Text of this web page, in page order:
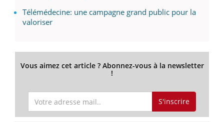
Télémédecine: une campagne grand public pour la
valoriser
Vous aimez cet article ? Abonnez-vous à la newsletter
!
S'inscrire